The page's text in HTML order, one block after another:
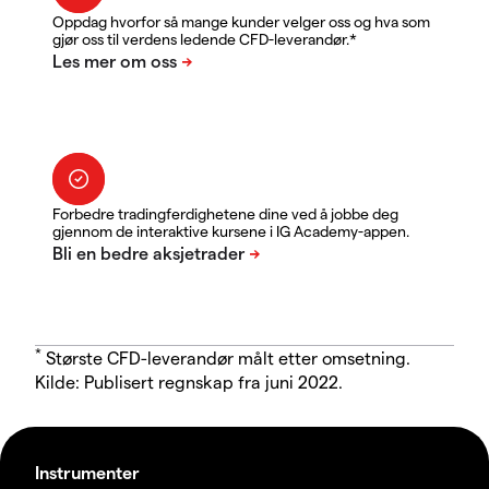
Oppdag hvorfor så mange kunder velger oss og hva som
gjør oss til verdens ledende CFD-leverandør.*
Forbedre tradingferdighetene dine ved å jobbe deg
gjennom de interaktive kursene i IG Academy-appen.
* Største CFD-leverandør målt etter omsetning.
Kilde: Publisert regnskap fra juni 2022.
Instrumenter